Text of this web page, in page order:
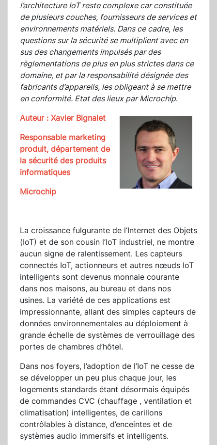
l’architecture IoT reste complexe car constituée
de plusieurs couches, fournisseurs de services et
environnements matériels. Dans ce cadre, les
questions sur la sécurité se multiplient avec en
sus des changements impulsés par des
règlementations de plus en plus strictes dans ce
domaine, et par la responsabilité désignée des
fabricants d’appareils, les obligeant à se mettre
en conformité. Etat des lieux par Microchip.
Auteur : Xavier Bignalet
Responsable marketing
produit, département de
la sécurité des produits
informatiques
Microchip
La croissance fulgurante de l’Internet des Objets
(IoT) et de son cousin l’IoT industriel, ne montre
aucun signe de ralentissement. Les capteurs
connectés IoT, actionneurs et autres nœuds IoT
intelligents sont devenus monnaie courante
dans nos maisons, au bureau et dans nos
usines. La variété de ces applications est
impressionnante, allant des simples capteurs de
données environnementales au déploiement à
grande échelle de systèmes de verrouillage des
portes de chambres d’hôtel.
Dans nos foyers, l’adoption de l’IoT ne cesse de
se développer un peu plus chaque jour, les
logements standards étant désormais équipés
de commandes CVC (chauffage , ventilation et
climatisation) intelligentes, de carillons
contrôlables à distance, d’enceintes et de
systèmes audio immersifs et intelligents.